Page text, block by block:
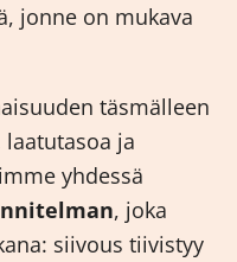
jonne on mukava
täsmälleen
ja
yhdessä
, joka
siivous tiivistyy